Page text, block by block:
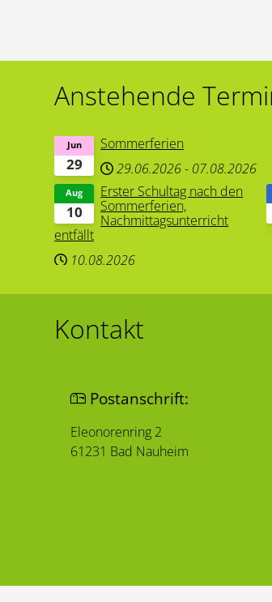
Anstehende
29
Jun
Sommerferien
29.06.2026- 07.08.2026
10
Aug
Erster Schultag nach den
Sommerferien,
Nachmittagsunterricht
entfällt
10.08.2026
Kontakt
Postanschrift:
Eleonorenring 2
61231 Bad Nauheim